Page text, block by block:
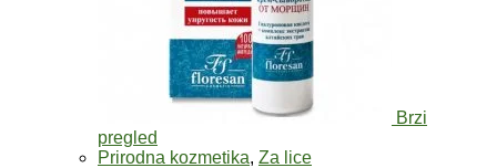
Brzi
pregled
Prirodna kozmetika, Za lice